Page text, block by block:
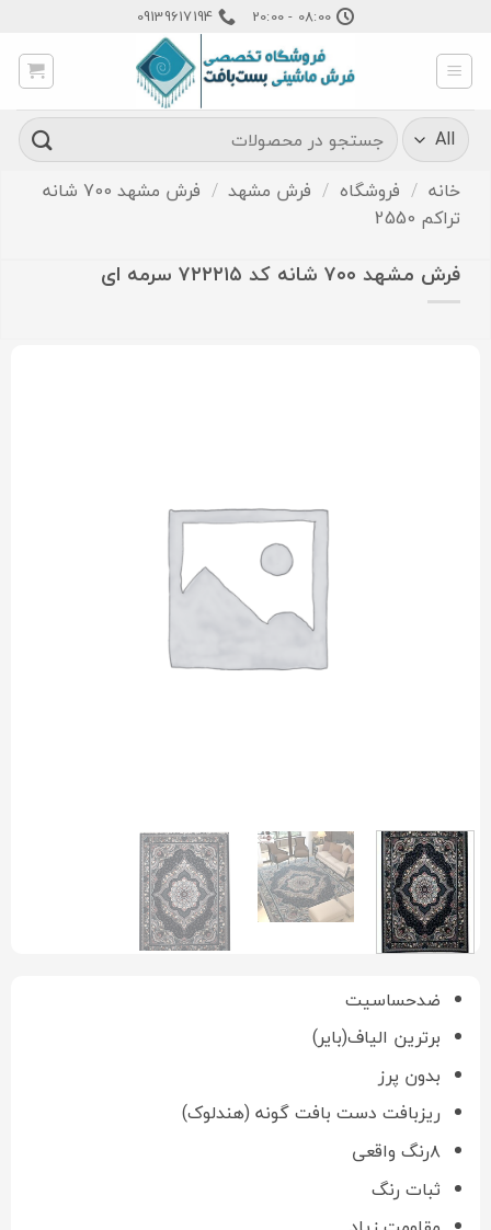
content
08:00 - 20:00
09139617194
جستجو
برای:
خانه / فروشگاه / فرش مشهد /
فرش مشهد 700 شانه
تراکم 2550
فرش مشهد ۷۰۰ شانه کد ۷۲۲۲۱۵ سرمه ای
ضدحساسیت
برترین الیاف(بایر)
بدون پرز
ریزبافت دست بافت گونه (هندلوک)
۸رنگ واقعی
ثبات رنگ